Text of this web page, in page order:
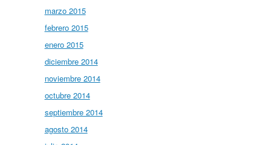
marzo 2015
febrero 2015
enero 2015
diciembre 2014
noviembre 2014
octubre 2014
septiembre 2014
agosto 2014